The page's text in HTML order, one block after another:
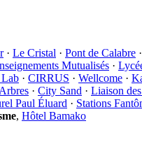
· Le Cristal · Pont de Calabre ·
Mutualisés ·
Lab · CIRRUS · Wellcome ·
· City Sand · Liaison
Paul Éluard · Stations
, Hôtel Bamako